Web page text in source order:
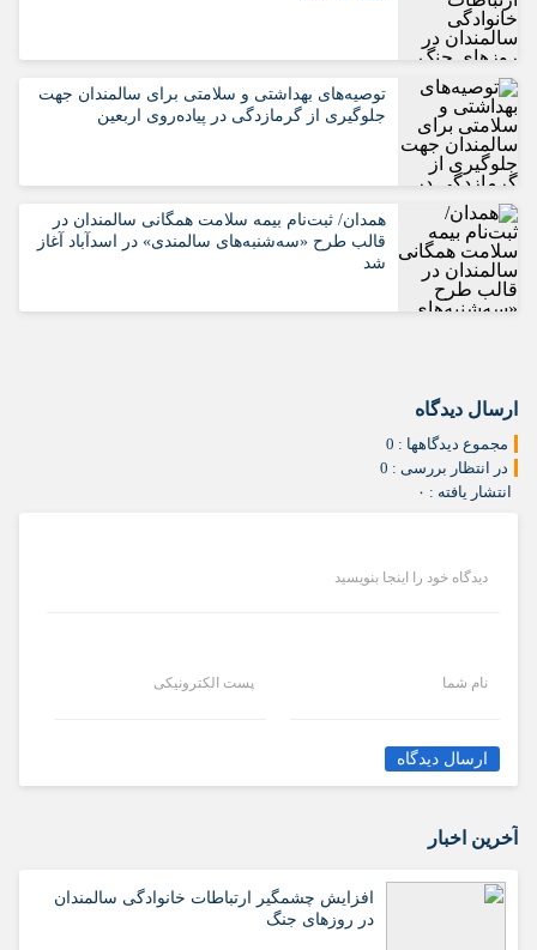
️توصیه‌های بهداشتی و سلامتی برای سالمندان جهت
جلوگیری از گرمازدگی در پیاده‌روی اربعین
همدان/ ثبت‌نام بیمه سلامت همگانی سالمندان در
قالب طرح «سه‌شنبه‌های سالمندی» در اسدآباد آغاز
شد
ارسال دیدگاه
مجموع دیدگاهها : 0
در انتظار بررسی : 0
انتشار یافته : ۰
دیدگاه خود را اینجا بنویسید
نام شما پست الکترونیکی
ارسال دیدگاه
آخرین اخبار
افزایش چشمگیر ارتباطات خانوادگی سالمندان
در روزهای جنگ